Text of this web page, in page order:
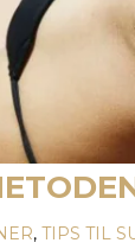
, TIPS TIL